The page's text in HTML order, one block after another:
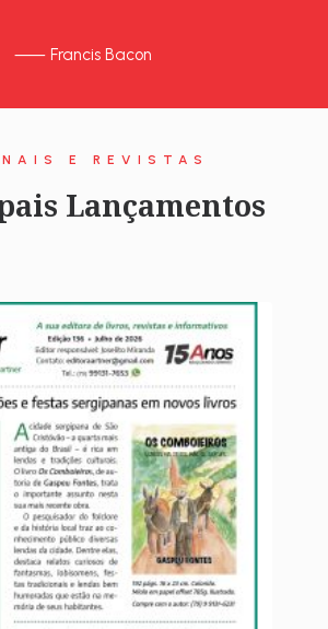
⸺ Francis Bacon
E REVISTAS
Lançamentos